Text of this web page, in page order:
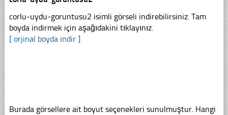
corlu-uydu-goruntusu2 isimli görseli indirebilirsiniz. Tam
boyda indirmek için aşağıdakini tıklayınız.
[ orjinal boyda indir ]
Burada görsellere ait boyut seçenekleri sunulmuştur. Hangi